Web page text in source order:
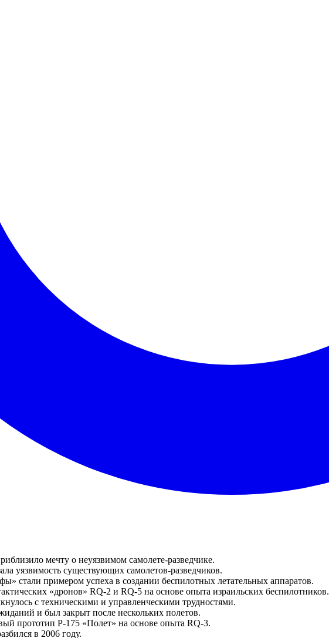
мечту о неуязвимом самолете-разведчике.
уязвимость существующих самолетов-разведчиков.
стали примером успеха в создании беспилотных летательных аппаратов.
«дронов» RQ-2 и RQ-5 на основе опыта израильских беспилотников.
с техническими и управленческими трудностями.
и был закрыт после нескольких полетов.
прототип Р-175 «Полет» на основе опыта RQ-3.
в 2006 году.